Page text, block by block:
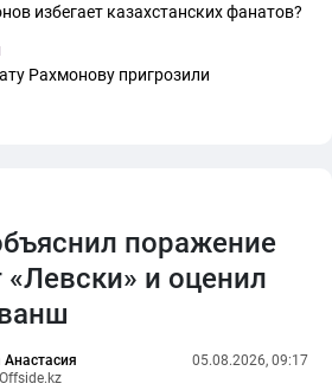
избегает казахстанских фанатов?
Рахмонову пригрозили
поражение
«Левски» и оценил
05.08.2026, 09:17